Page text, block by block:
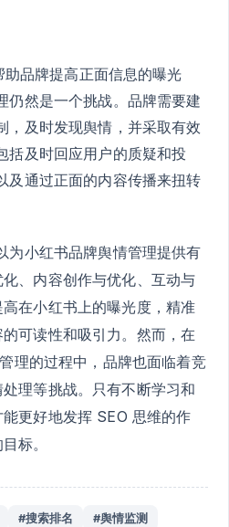
品牌提高正面信息的曝光
仍然是一个挑战。品牌需要建
，及时发现舆情，并采取有效
括及时回应用户的质疑和投
及通过正面的内容传播来扭转
为小红书品牌舆情管理提供有
、内容创作与优化、互动与
在小红书上的曝光度，精准
可读性和吸引力。然而，在
理的过程中，品牌也面临着竞
理等挑战。只有不断学习和
更好地发挥 SEO 思维的作
标。
#搜索排名 #舆情监测